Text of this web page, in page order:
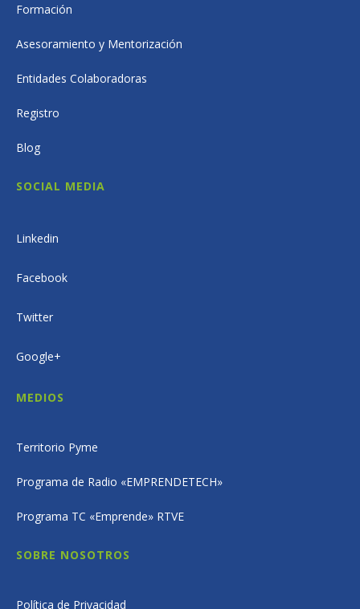
Formación
Asesoramiento y Mentorización
Entidades Colaboradoras
Registro
Blog
SOCIAL MEDIA
Linkedin
Facebook
Twitter
Google+
MEDIOS
Territorio Pyme
Programa de Radio «EMPRENDETECH»
Programa TC «Emprende» RTVE
SOBRE NOSOTROS
Política de Privacidad